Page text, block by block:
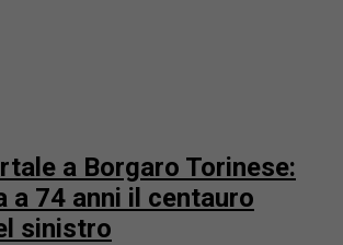
a Borgaro Torinese:
a 74 anni il centauro
sinistro